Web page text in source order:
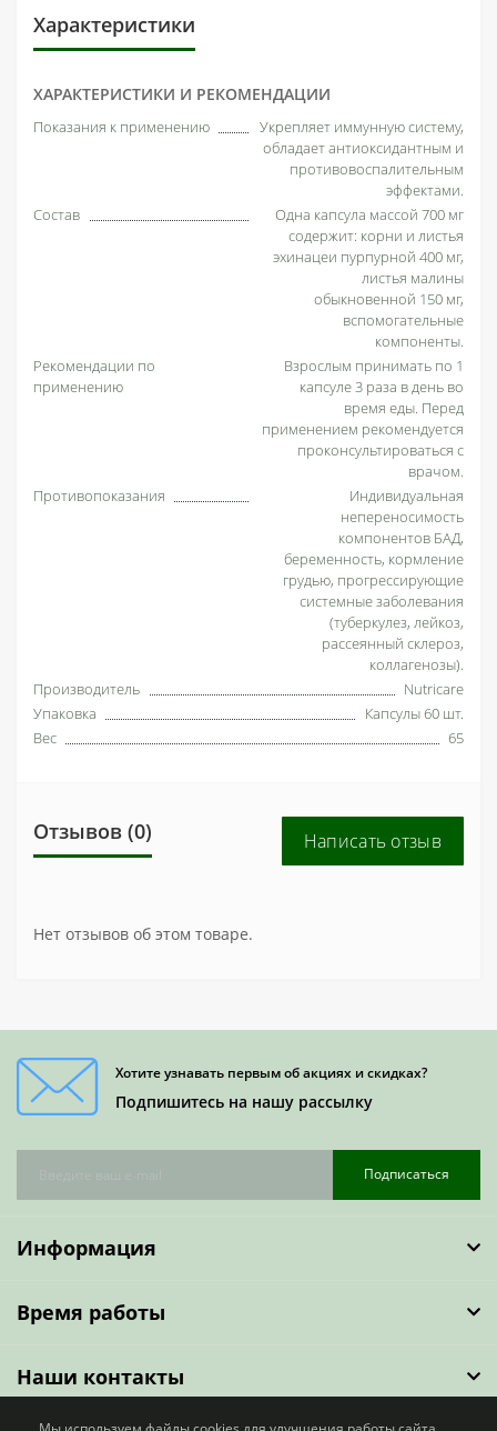
Характеристики
ХАРАКТЕРИСТИКИ И РЕКОМЕНДАЦИИ
Показания к применению
Укрепляет иммунную систему,
обладает антиоксидантным и
противовоспалительным
эффектами.
Состав
Одна капсула массой 700 мг
содержит: корни и листья
эхинацеи пурпурной 400 мг,
листья малины
обыкновенной 150 мг,
вспомогательные
компоненты.
Рекомендации по
применению
Взрослым принимать по 1
капсуле 3 раза в день во
время еды. Перед
применением рекомендуется
проконсультироваться с
врачом.
Противопоказания
Индивидуальная
непереносимость
компонентов БАД,
беременность, кормление
грудью, прогрессирующие
системные заболевания
(туберкулез, лейкоз,
рассеянный склероз,
коллагенозы).
Производитель
Nutricare
Упаковка
Капсулы 60 шт.
Вес
65
Отзывов (0) Написать отзыв
Нет отзывов об этом товаре.
Хотите узнавать первым об акциях и скидках?
Подпишитесь на нашу рассылку
Подписаться
Информация
Время работы
Наши контакты